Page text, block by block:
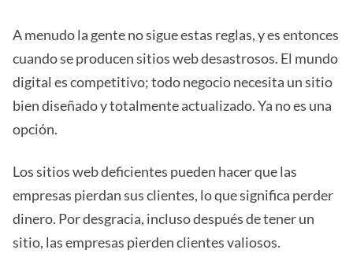
A menudo la gente no sigue estas reglas, y es entonces
cuando se producen sitios web desastrosos. El mundo
digital es competitivo; todo negocio necesita un sitio
bien diseñado y totalmente actualizado. Ya no es una
opción.
Los sitios web deficientes pueden hacer que las
empresas pierdan sus clientes, lo que significa perder
dinero. Por desgracia, incluso después de tener un
sitio, las empresas pierden clientes valiosos.